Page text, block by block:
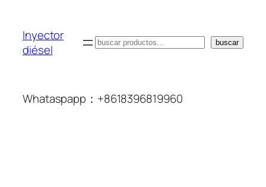
Inyector
diésel
搜
buscar
Whataspapp：+8618396819960